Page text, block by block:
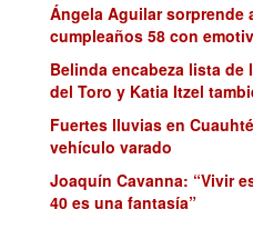
Ángela Aguilar sorprende
cumpleaños 58 con
Belinda encabeza lista de
del Toro y Katia Itzel
Fuertes lluvias en
vehículo varado
Joaquín Cavanna: “Vivir
40 es una fantasía”